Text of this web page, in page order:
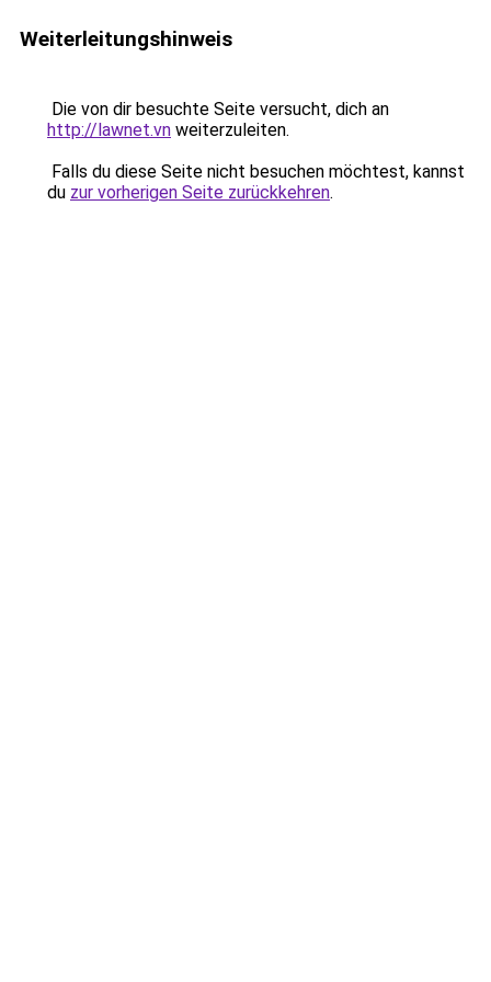
Weiterleitungshinweis
Die von dir besuchte Seite versucht, dich an
http://lawnet.vn weiterzuleiten.
Falls du diese Seite nicht besuchen möchtest, kannst
du zur vorherigen Seite zurückkehren.